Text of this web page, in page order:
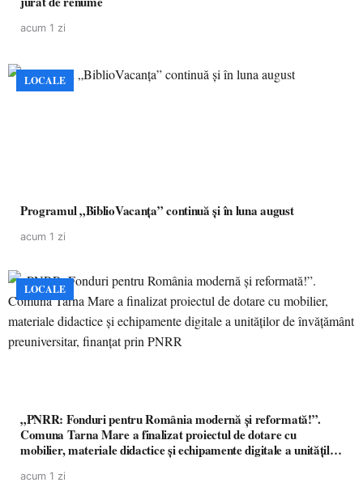
acum 1 zi
LOCALE
Programul „BiblioVacanța” continuă și în luna august
acum 1 zi
LOCALE
„PNRR: Fonduri pentru România modernă și reformată!”.
Comuna Tarna Mare a finalizat proiectul de dotare cu
mobilier, materiale didactice și echipamente digitale a unităților
acum 1 zi